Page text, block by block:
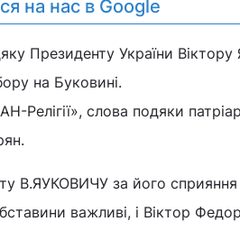
на нас в Google
Президенту України
на Буковині.
Релігії», слова подяки
В.ЯУКОВИЧУ за його сприяння
важливі, і Віктор